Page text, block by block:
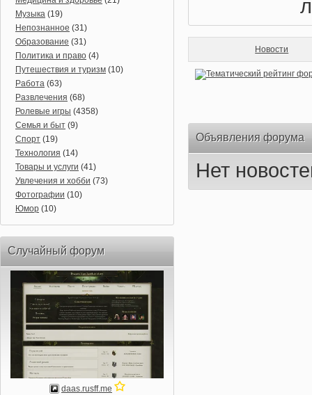
Музыка (19)
Непознанное (31)
Образование (31)
Политика и право (4)
Путешествия и туризм (10)
Работа (63)
Развлечения (68)
Ролевые игры (4358)
Семья и быт (9)
Спорт (19)
Технология (14)
Товары и услуги (41)
Увлечения и хобби (73)
Фотографии (10)
Юмор (10)
Случайный форум
daas.rusff.me
Новости
Объявления форума
Нет